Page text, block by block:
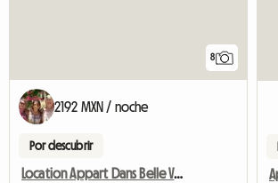
8
2192 MXN / noche
Por descubrir
Location Appart Dans Belle Villa